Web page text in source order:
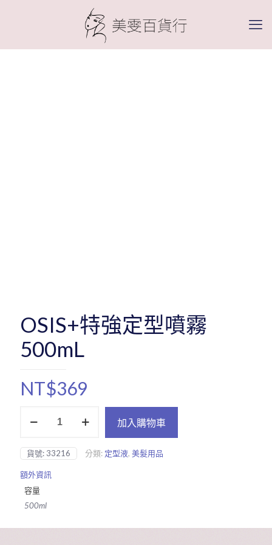
OSIS+特強定型噴霧
500mL
NT$369
型
噴
霧
500mL
數
量
加入購物車
貨號: 33216 分類: 定型液, 美髮用品
額外資訊
容量
500ml